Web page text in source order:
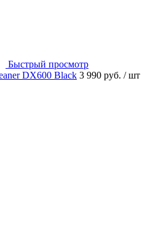
Быстрый просмотр
DX600 Black 3 990 руб. / шт